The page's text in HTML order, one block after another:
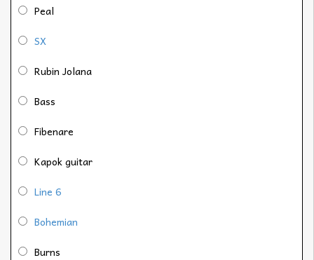
Peal
SX
Rubin Jolana
Bass
Fibenare
Kapok guitar
Line 6
Bohemian
Burns